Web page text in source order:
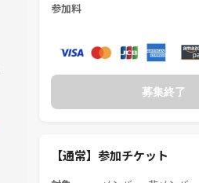
参加料
募集終了
【通常】参加チケット